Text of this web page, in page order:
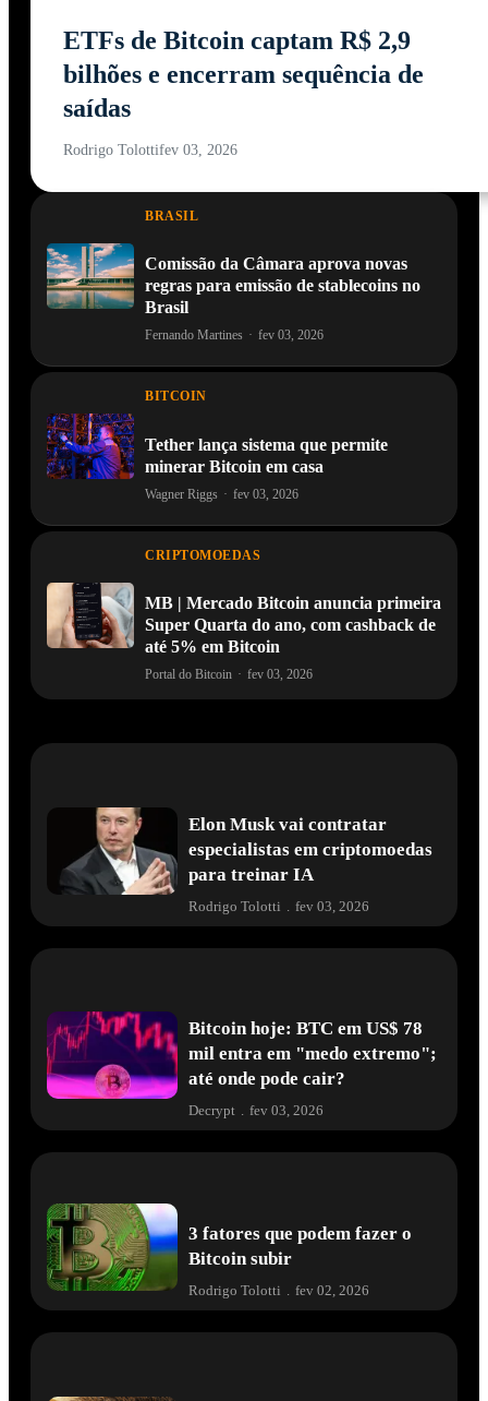
ETFs de Bitcoin captam R$ 2,9
bilhões e encerram sequência de
saídas
Rodrigo Tolottifev 03, 2026
BRASIL
Comissão da Câmara aprova novas
regras para emissão de stablecoins no
Brasil
Fernando Martines · fev 03, 2026
BITCOIN
Tether lança sistema que permite
minerar Bitcoin em casa
Wagner Riggs · fev 03, 2026
CRIPTOMOEDAS
MB | Mercado Bitcoin anuncia primeira
Super Quarta do ano, com cashback de
até 5% em Bitcoin
Portal do Bitcoin · fev 03, 2026
Elon Musk vai contratar
especialistas em criptomoedas
para treinar IA
Rodrigo Tolotti fev 03, 2026
Bitcoin hoje: BTC em US$ 78
mil entra em "medo extremo";
até onde pode cair?
Decrypt . fev 03, 2026
3 fatores que podem fazer o
Bitcoin subir
Rodrigo Tolotti fev 02, 2026